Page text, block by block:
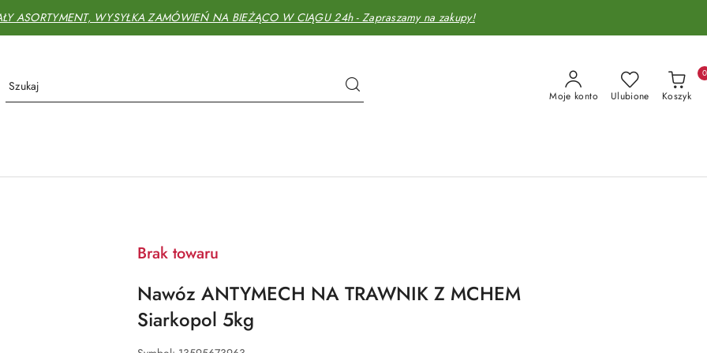
ASORTYMENT, WYSYŁKA ZAMÓWIEŃ NA BIEŻĄCO W CIĄGU 24h - Zapraszamy na zakupy!
Moje konto Ulubione Koszyk
0
Brak towaru
Nawóz ANTYMECH NA TRAWNIK Z MCHEM
Siarkopol 5kg